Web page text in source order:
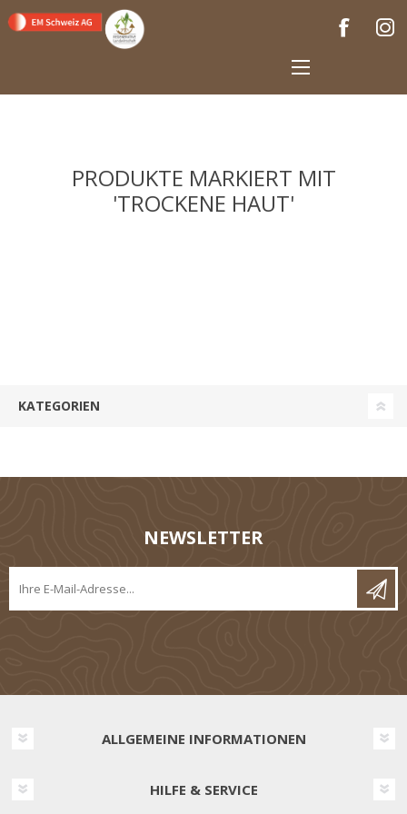
PRODUKTE MARKIERT MIT
'TROCKENE HAUT'
KATEGORIEN
NEWSLETTER
ALLGEMEINE INFORMATIONEN
HILFE & SERVICE